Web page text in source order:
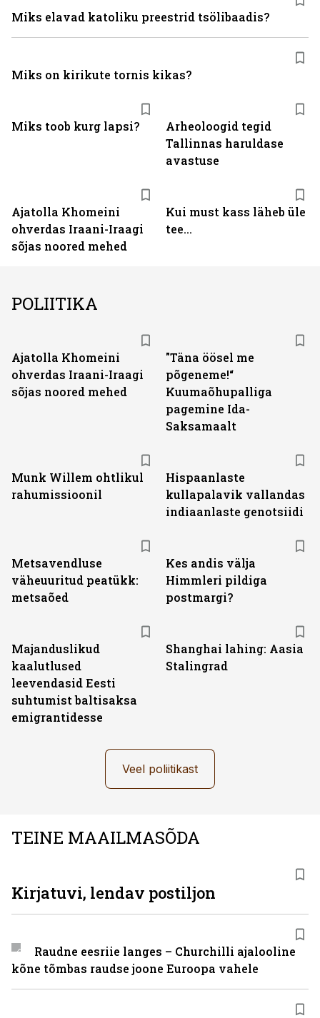
Miks toob kurg lapsi?
Arheoloogid tegid
Tallinnas haruldase
avastuse
Ajatolla Khomeini
ohverdas Iraani-Iraagi
sõjas noored mehed
Kui must kass läheb üle
tee...
Miks elavad katoliku preestrid tsölibaadis?
Miks on kirikute tornis kikas?
POLIITIKA
Ajatolla Khomeini
ohverdas Iraani-Iraagi
sõjas noored mehed
"Täna öösel me
põgeneme!“
Kuumaõhupalliga
pagemine Ida-
Saksamaalt
Munk Willem ohtlikul
rahumissioonil
Hispaanlaste
kullapalavik vallandas
indiaanlaste genotsiidi
Metsavendluse
väheuuritud peatükk:
metsaõed
Kes andis välja
Himmleri pildiga
postmargi?
Majanduslikud
kaalutlused
leevendasid Eesti
suhtumist baltisaksa
emigrantidesse
Shanghai lahing: Aasia
Stalingrad
Veel poliitikast
TEINE MAAILMASÕDA
Kirjatuvi, lendav postiljon
Raudne eesriie langes – Churchilli ajalooline
kõne tõmbas raudse joone Euroopa vahele